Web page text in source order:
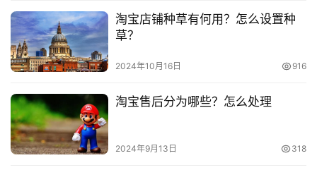
承担相关法律责任。如发现本站有涉嫌抄袭侵权/违法违规的内
容， 请发送邮件至 153055113@qq.com 举报，一经查实，
本站将立刻删除。
淘宝店铺种草有何用？怎么设置种
草？
2024年10月16日 916
淘宝售后分为哪些？怎么处理
2024年9月13日 318